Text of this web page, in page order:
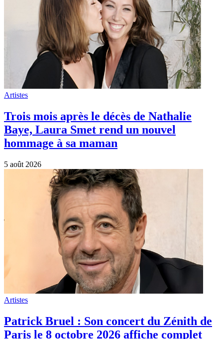
Artistes
Trois mois après le décès de Nathalie
Baye, Laura Smet rend un nouvel
hommage à sa maman
5 août 2026
Artistes
Patrick Bruel : Son concert du Zénith de
Paris le 8 octobre 2026 affiche complet